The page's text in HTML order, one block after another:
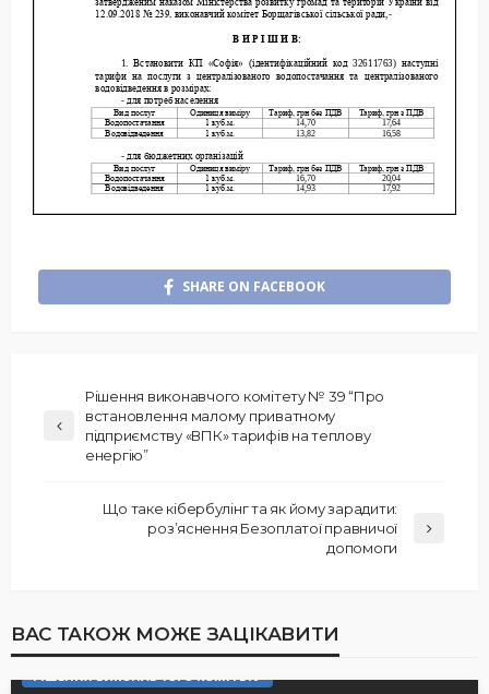
SHARE ON FACEBOOK
Рішення виконавчого комітету № 39 “Про
встановлення малому приватному
підприємству «ВПК» тарифів на теплову
енергію”
Що таке кібербулінг та як йому зарадити:
роз’яснення Безоплатої правничої
допомоги
ВАС ТАКОЖ МОЖЕ ЗАЦІКАВИТИ